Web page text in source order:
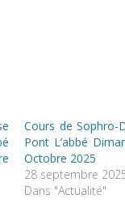
Cours de Sophro-
Pont L’abbé
Octobre 2025
28 septembre
Dans "Actualité"